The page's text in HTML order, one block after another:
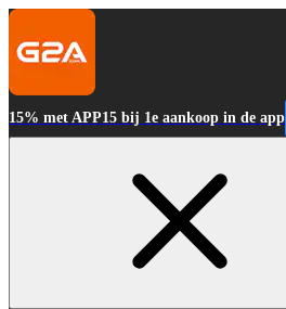
15% met APP15 bij 1e aankoop in de app